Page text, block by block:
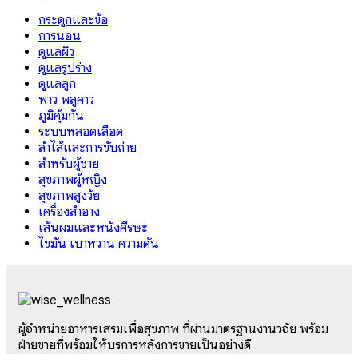
กระดูกและข้อ
การนอน
ดูแลผิว
ดูแลรูปร่าง
ดูแลลูก
พาว พลูคาว
ภูมิคุ้มกัน
ระบบหลอดเลือด
ลำไส้และการขับถ่าย
สำหรับผู้ชาย
สุขภาพผู้หญิง
สุขภาพสูงวัย
เครื่องสำอาง
เส้นผมและหนังศีรษะ
ไขมัน เบาหวาน ความดัน
ผู้จำหน่ายอาหารเสริมเพื่อสุขภาพ ที่ผ่านมาตรฐานงานวิจัย พร้อม
ฝ่ายขายที่พร้อมให้บริการหลังการขายเป็นอย่างดี